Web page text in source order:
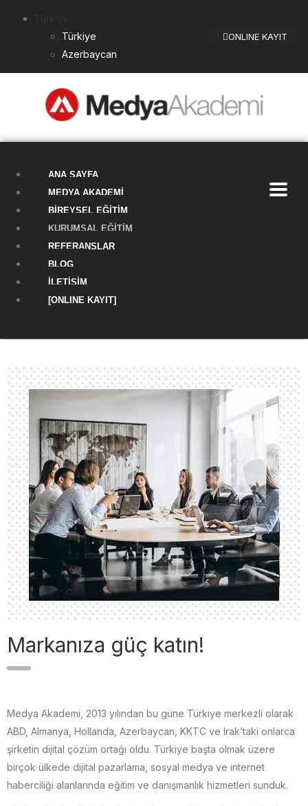
Türkiye
Azerbaycan
ONLINE KAYIT
ANA SAYFA
MEDYA AKADEMI
BIREYSEL EĞITIM
KURUMSAL EĞITIM
REFERANSLAR
BLOG
İLETIŞIM
[ONLINE KAYIT]
Markanıza güç katın!
Medya Akademi, 2013 yılından bu güne Türkiye merkezli olarak
ABD, Almanya, Hollanda, Azerbaycan, KKTC ve Irak’taki onlarca
şirketin dijital çözüm ortağı oldu. Türkiye başta olmak üzere
birçok ülkede dijital pazarlama, sosyal medya ve internet
haberciliği alanlarında eğitim ve danışmanlık hizmetleri sunduk.